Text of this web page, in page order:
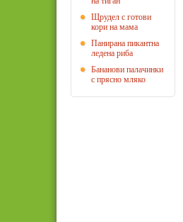
Щрудел с готови
кори на мама
Панирана пикантна
ледена риба
Бананови палачинки
с прясно мляко